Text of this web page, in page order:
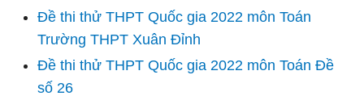
Đề thi thử THPT Quốc gia 2022 môn Toán
Trường THPT Xuân Đỉnh
Đề thi thử THPT Quốc gia 2022 môn Toán Đề
số 26